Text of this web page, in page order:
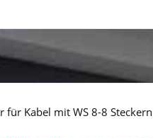
für Kabel mit WS 8-8